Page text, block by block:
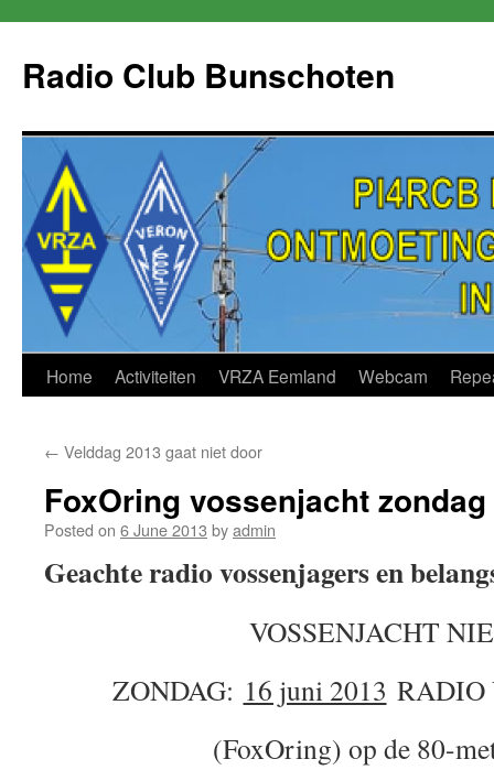
content
Radio Club Bunschoten
Home Activiteiten VRZA Eemland Webcam
← Velddag 2013 gaat niet door
FoxOring vossenjacht
Posted on 6 June 2013 byadmin
Geachte radio vossenjagers en
VOSSENJACHT
ZONDAG: 16 juni 2013 RADIO
(FoxOring) op de 80-